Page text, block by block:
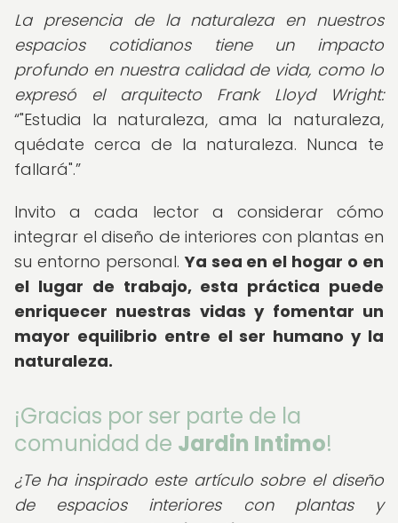
La presencia de la naturaleza en nuestros
espacios cotidianos tiene un impacto
profundo en nuestra calidad de vida, como lo
expresó el arquitecto Frank Lloyd Wright:
"Estudia la naturaleza, ama la naturaleza,
quédate cerca de la naturaleza. Nunca te
fallará".
Invito a cada lector a considerar cómo
integrar el diseño de interiores con plantas en
su entorno personal.Ya sea en el hogar o en
el lugar de trabajo, esta práctica puede
enriquecer nuestras vidas y fomentar un
mayor equilibrio entre el ser humano y la
naturaleza.
¡Gracias por ser parte de la
comunidad de Jardin Intimo!
¿Te ha inspirado este artículo sobre el diseño
de espacios interiores con plantas y